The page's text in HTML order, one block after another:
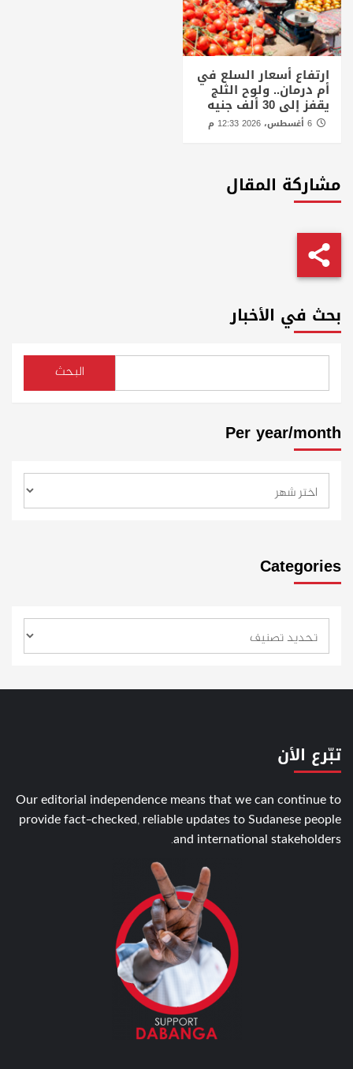
ارتفاع أسعار السلع في
أم درمان.. ولوح الثلج
يقفز إلى 30 ألف جنيه
مشاركة المقال
بحث في الأخبار
البحث
Per year/month
Categories
تبّرع الأن
Our editorial independence means that we can continue to
provide fact-checked, reliable updates to Sudanese people
and international stakeholders.